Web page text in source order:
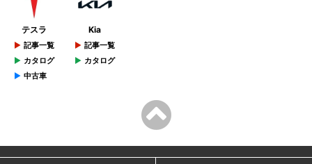
テスラ
記事一覧
カタログ
中古車
Kia
記事一覧
カタログ